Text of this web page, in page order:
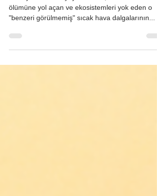
Yaz aylarında dünyayı kavuran, binlerce insanın
"benzeri görülmemiş" sıcak hava dalgalarının...